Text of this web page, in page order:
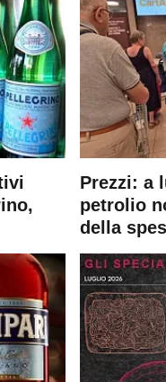
Prezzi: a
petrolio
della